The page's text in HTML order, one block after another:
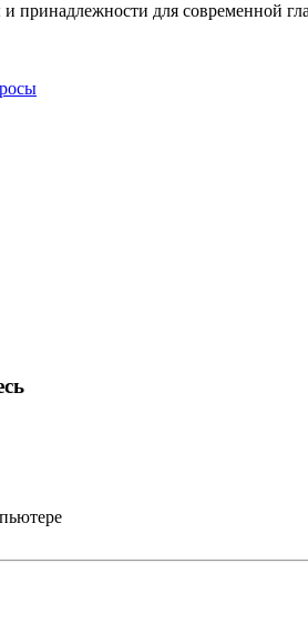
и принадлежности для современной